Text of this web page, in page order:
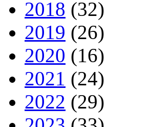
2018 (32)
2019 (26)
2020 (16)
2021 (24)
2022 (29)